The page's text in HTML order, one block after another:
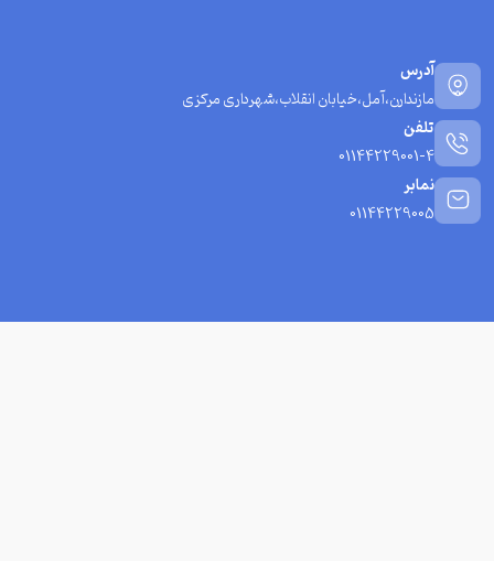
آدرس
مازندارن،آمل،خیابان انقلاب،شهرداری مرکزی
تلفن
01144229001-4
نمابر
01144229005